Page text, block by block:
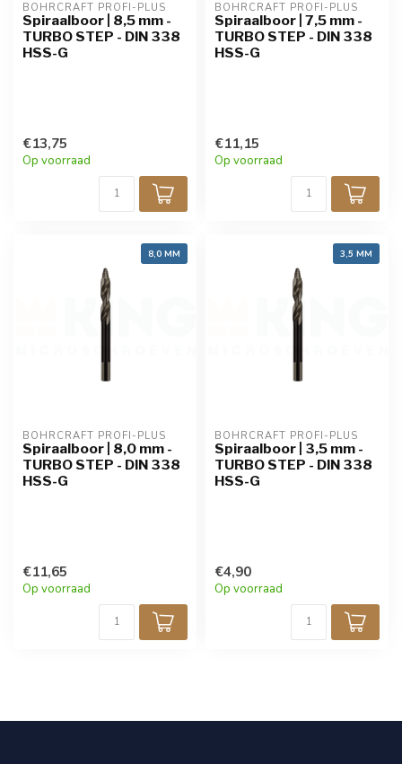
BOHRCRAFT PROFI-PLUS
Spiraalboor | 8,5 mm -
TURBO STEP - DIN 338
HSS-G
€13,75
Op voorraad
BOHRCRAFT PROFI-PLUS
Spiraalboor | 7,5 mm -
TURBO STEP - DIN 338
HSS-G
€11,15
Op voorraad
8,0 MM
BOHRCRAFT PROFI-PLUS
Spiraalboor | 8,0 mm -
TURBO STEP - DIN 338
HSS-G
€11,65
Op voorraad
3,5 MM
BOHRCRAFT PROFI-PLUS
Spiraalboor | 3,5 mm -
TURBO STEP - DIN 338
HSS-G
€4,90
Op voorraad